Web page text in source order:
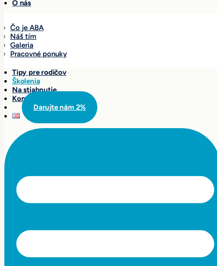
O nás
Čo je ABA
Náš tím
Galeria
Pracovné ponuky
Tipy pre rodičov
Školenia
Na stiahnutie
Kontakty
Darujte nám 2%